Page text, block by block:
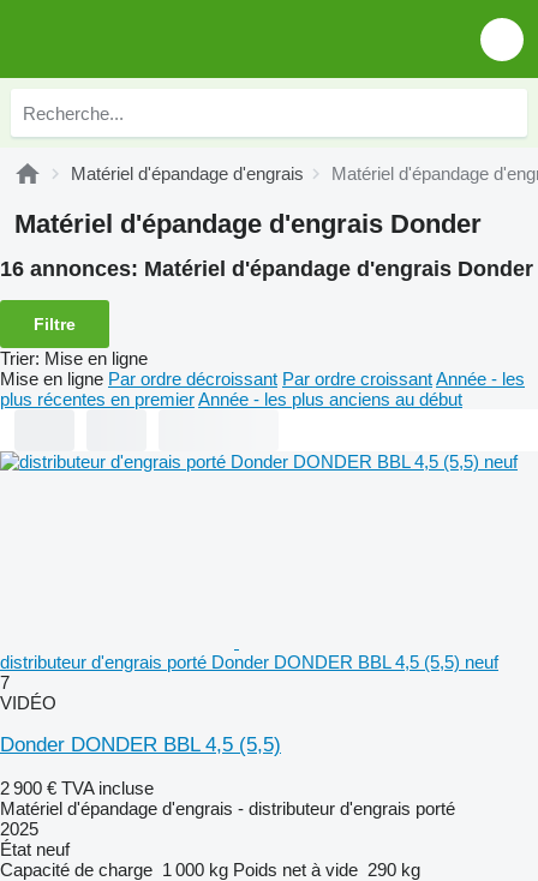
Matériel d'épandage d'engrais Matériel d'épandage
Matériel d'épandage d'engrais Donder
16 annonces: Matériel d'épandage d'engrais Donder
Filtre
Trier: Mise en ligne
Mise en ligne Par ordre décroissant Par ordre croissantAnnée - les
plus récentes en premierAnnée - les plus anciens au début
distributeur d'engrais porté Donder DONDER BBL 4,5 (5,5) neuf
7
VIDÉO
Donder DONDER BBL 4,5 (5,5)
2 900 € TVA incluse
Matériel d'épandage d'engrais - distributeur d'engrais porté
2025
État neuf
Capacité de charge 1 000 kg Poids net à vide 290 kg